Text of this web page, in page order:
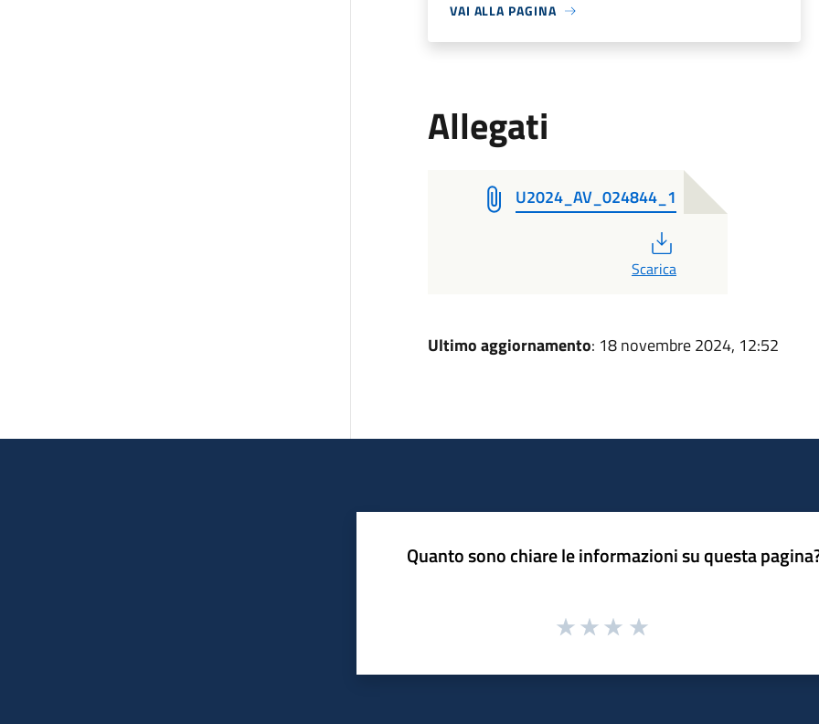
VAI ALLA PAGINA
Allegati
U2024_AV_024844_1
Scarica
Ultimo aggiornamento: 18 novembre 2024, 12:52
Quanto sono chiare le informazioni su questa